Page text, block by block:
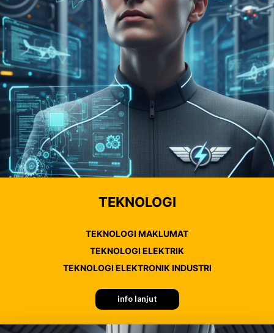
TEKNOLOGI
TEKNOLOGI MAKLUMAT
TEKNOLOGI ELEKTRIK
TEKNOLOGI ELEKTRONIK INDUSTRI
info lanjut